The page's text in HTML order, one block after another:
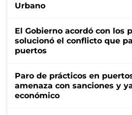
Urbano
El Gobierno acordó con los
solucionó el conflicto que
puertos
Paro de prácticos en
amenaza con sanciones y
económico